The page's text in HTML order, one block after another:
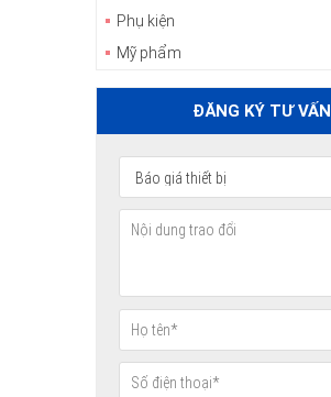
Phụ kiện
Mỹ phẩm
ĐĂNG KÝ TƯ VẤN